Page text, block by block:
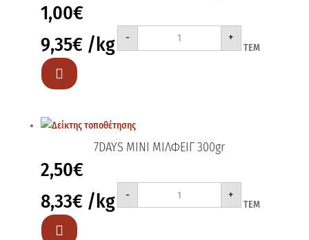
1,00€
9,35€ /kg -
7DAYS
ΜΙΛΦΕΙΓ
+
ΤΕΜ

7DAYS MINI ΜΙΛΦΕΙΓ 300gr
2,50€
8,33€ /kg -
7DAYS
ΜΙΛΦΕΙΓ
+
ΤΕΜ
